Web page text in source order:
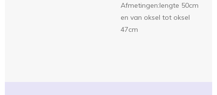
Afmetingen:lengte 50cm
en van oksel tot oksel
47cm